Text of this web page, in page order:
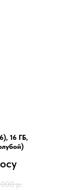
16 ГБ,
р.